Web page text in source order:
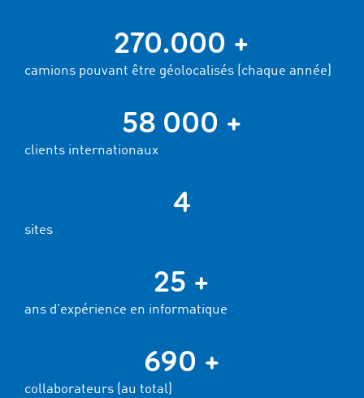
270.000 +
camions pouvant être géolocalisés (chaque année)
58 000 +
clients internationaux
4
sites
25 +
ans d’expérience en informatique
690 +
collaborateurs (au total)